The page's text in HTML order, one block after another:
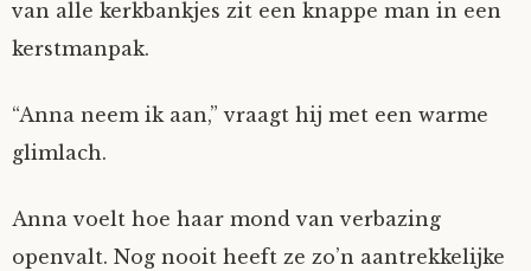
van alle kerkbankjes zit een knappe man in een
kerstmanpak.
“Anna neem ik aan,” vraagt hij met een warme
glimlach.
Anna voelt hoe haar mond van verbazing
openvalt. Nog nooit heeft ze zo’n aantrekkelijke